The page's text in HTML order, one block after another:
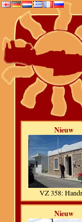
Nieuw
VZ 358:
Nieuw